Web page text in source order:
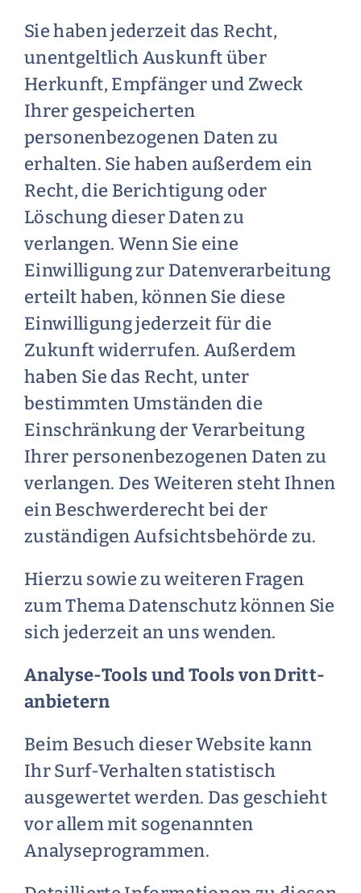
Sie haben jederzeit das Recht,
unentgeltlich Auskunft über
Herkunft, Empfänger und Zweck
Ihrer gespeicherten
personenbezogenen Daten zu
erhalten. Sie haben außerdem ein
Recht, die Berichtigung oder
Löschung dieser Daten zu
verlangen. Wenn Sie eine
Einwilligung zur Datenverarbeitung
erteilt haben, können Sie diese
Einwilligung jederzeit für die
Zukunft widerrufen. Außerdem
haben Sie das Recht, unter
bestimmten Umständen die
Einschränkung der Verarbeitung
Ihrer personenbezogenen Daten zu
verlangen. Des Weiteren steht Ihnen
ein Beschwerderecht bei der
zuständigen Aufsichtsbehörde zu.
Hierzu sowie zu weiteren Fragen
zum Thema Datenschutz können Sie
sich jederzeit an uns wenden.
Analyse-Tools und Tools von Dritt­
anbietern
Beim Besuch dieser Website kann
Ihr Surf-Verhalten statistisch
ausgewertet werden. Das geschieht
vor allem mit sogenannten
Analyseprogrammen.